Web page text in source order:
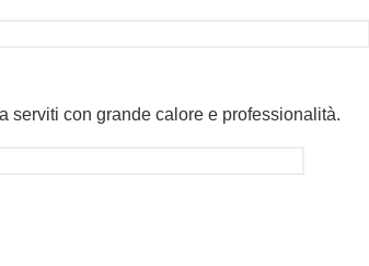
serviti con grande calore e professionalità.